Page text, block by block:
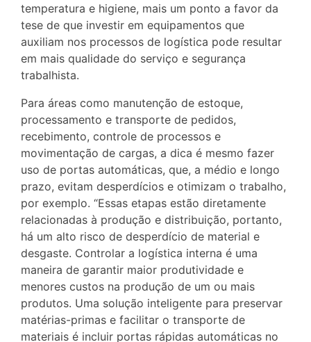
temperatura e higiene, mais um ponto a favor da
tese de que investir em equipamentos que
auxiliam nos processos de logística pode resultar
em mais qualidade do serviço e segurança
trabalhista.
Para áreas como manutenção de estoque,
processamento e transporte de pedidos,
recebimento, controle de processos e
movimentação de cargas, a dica é mesmo fazer
uso de portas automáticas, que, a médio e longo
prazo, evitam desperdícios e otimizam o trabalho,
por exemplo. “Essas etapas estão diretamente
relacionadas à produção e distribuição, portanto,
há um alto risco de desperdício de material e
desgaste. Controlar a logística interna é uma
maneira de garantir maior produtividade e
menores custos na produção de um ou mais
produtos. Uma solução inteligente para preservar
matérias-primas e facilitar o transporte de
materiais é incluir portas rápidas automáticas no